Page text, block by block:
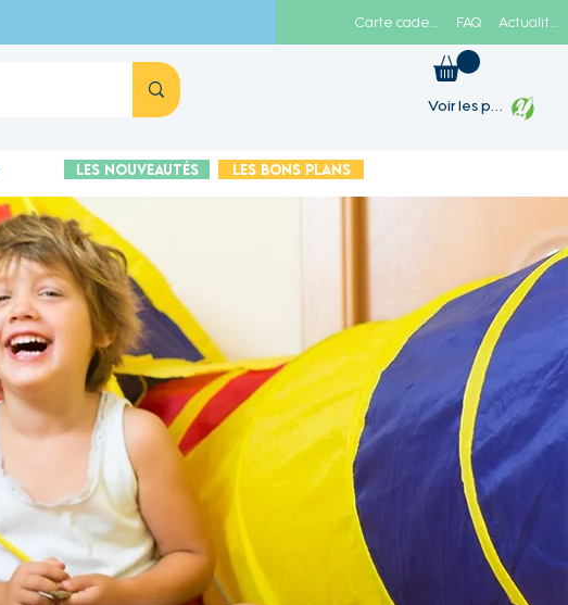
FAQ
Voir les points
Les Nouveautés Les Bons plans